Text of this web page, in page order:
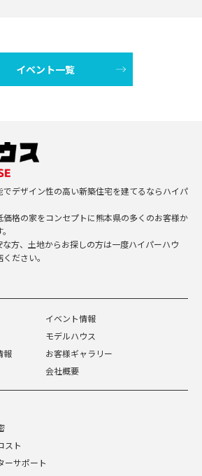
イベント一覧
デザイン性の高い新築住宅を建てるならハイパ
格の家をコンセプトに熊本県の多くのお客様か
方、土地からお探しの方は一度ハイパーハウ
ださい。
イベント情報
モデルハウス
報
お客様ギャラリー
会社概要
スト
ーサポート